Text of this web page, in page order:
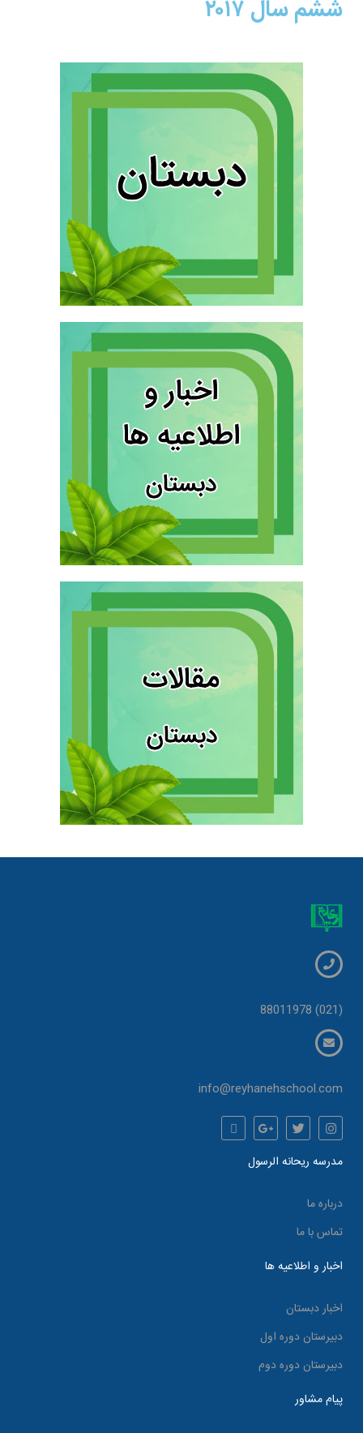
ششم سال ۲۰۱۷
(021) 88011978
info@reyhanehschool.com
مدرسه ریحانه الرسول
درباره ما
تماس با ما
اخبار و اطلاعیه ها
اخبار دبستان
دبیرستان دوره اول
دبیرستان دوره دوم
پیام مشاور